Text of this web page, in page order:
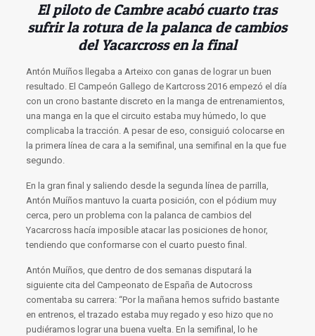
El piloto de Cambre acabó cuarto tras
sufrir la rotura de la palanca de cambios
del Yacarcross en la final
Antón Muíños llegaba a Arteixo con ganas de lograr un buen
resultado. El Campeón Gallego de Kartcross 2016 empezó el día
con un crono bastante discreto en la manga de entrenamientos,
una manga en la que el circuito estaba muy húmedo, lo que
complicaba la tracción. A pesar de eso, consiguió colocarse en
la primera línea de cara a la semifinal, una semifinal en la que fue
segundo.
En la gran final y saliendo desde la segunda línea de parrilla,
Antón Muíños mantuvo la cuarta posición, con el pódium muy
cerca, pero un problema con la palanca de cambios del
Yacarcross hacía imposible atacar las posiciones de honor,
tendiendo que conformarse con el cuarto puesto final.
Antón Muíños, que dentro de dos semanas disputará la
siguiente cita del Campeonato de España de Autocross
comentaba su carrera: “Por la mañana hemos sufrido bastante
en entrenos, el trazado estaba muy regado y eso hizo que no
pudiéramos lograr una buena vuelta. En la semifinal, lo he